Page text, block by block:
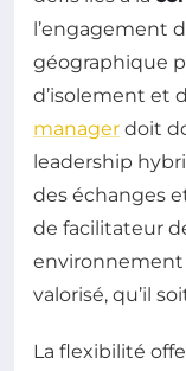
l’engagement
géographique
d’isolement et
manager doit
leadership
des échanges
de facilitateur
environnement
valorisé, qu’il
La flexibilité